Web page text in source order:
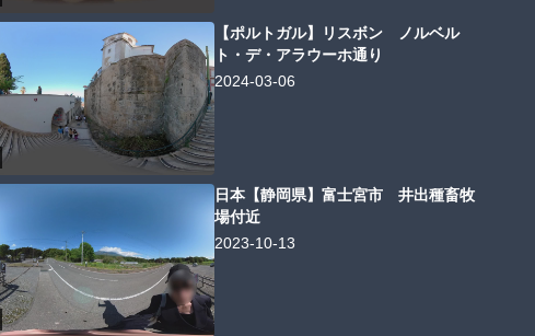
【ポルトガル】リスボン ノルベル
ト・デ・アラウーホ通り
2024-03-06
日本【静岡県】富士宮市 井出種畜牧
場付近
2023-10-13